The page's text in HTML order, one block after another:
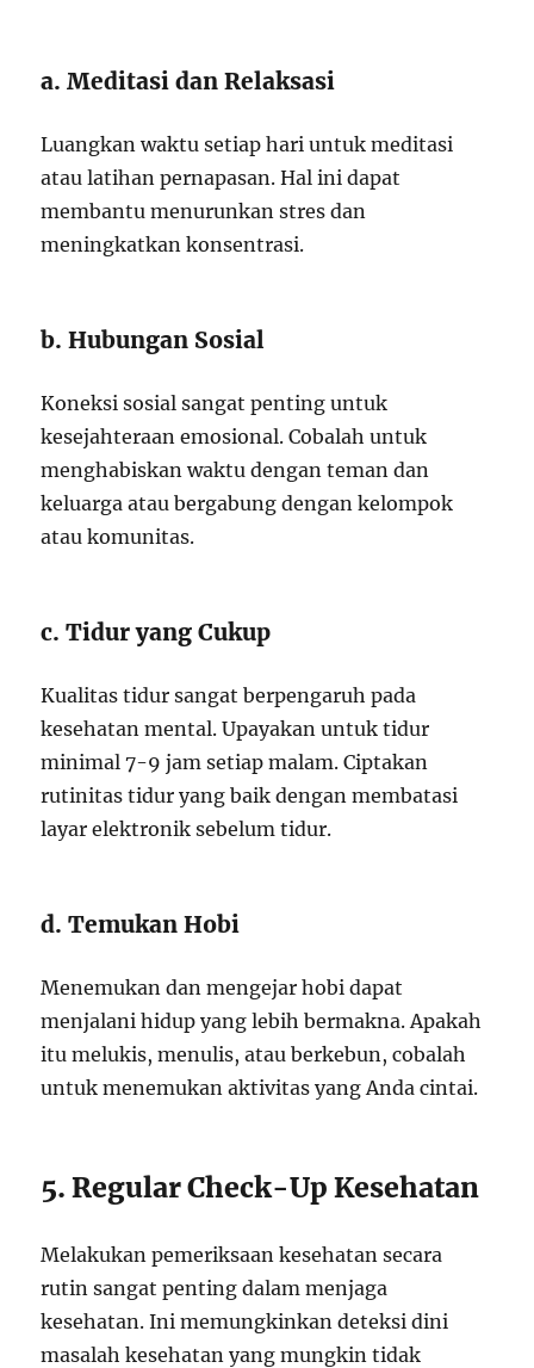
a. Meditasi dan Relaksasi
Luangkan waktu setiap hari untuk meditasi
atau latihan pernapasan. Hal ini dapat
membantu menurunkan stres dan
meningkatkan konsentrasi.
b. Hubungan Sosial
Koneksi sosial sangat penting untuk
kesejahteraan emosional. Cobalah untuk
menghabiskan waktu dengan teman dan
keluarga atau bergabung dengan kelompok
atau komunitas.
c. Tidur yang Cukup
Kualitas tidur sangat berpengaruh pada
kesehatan mental. Upayakan untuk tidur
minimal 7-9 jam setiap malam. Ciptakan
rutinitas tidur yang baik dengan membatasi
layar elektronik sebelum tidur.
d. Temukan Hobi
Menemukan dan mengejar hobi dapat
menjalani hidup yang lebih bermakna. Apakah
itu melukis, menulis, atau berkebun, cobalah
untuk menemukan aktivitas yang Anda cintai.
5. Regular Check-Up Kesehatan
Melakukan pemeriksaan kesehatan secara
rutin sangat penting dalam menjaga
kesehatan. Ini memungkinkan deteksi dini
masalah kesehatan yang mungkin tidak